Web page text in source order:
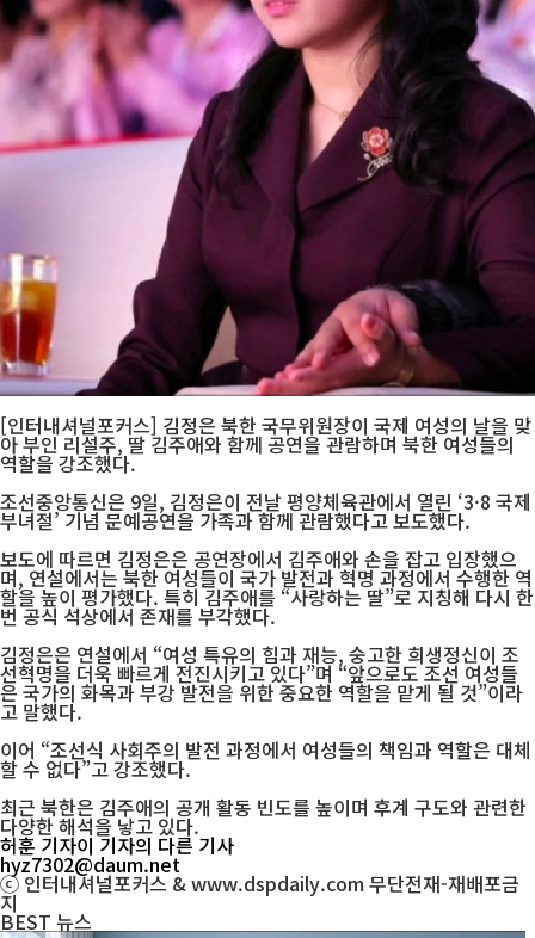
[인터내셔널포커스] 김정은 북한 국무위원장이 국제 여성의 날을 맞
아 부인 리설주, 딸 김주애와 함께 공연을 관람하며 북한 여성들의
역할을 강조했다.
조선중앙통신은 9일, 김정은이 전날 평양체육관에서 열린 ‘3·8 국제
부녀절’ 기념 문예공연을 가족과 함께 관람했다고 보도했다.
보도에 따르면 김정은은 공연장에서 김주애와 손을 잡고 입장했으
며, 연설에서는 북한 여성들이 국가 발전과 혁명 과정에서 수행한 역
할을 높이 평가했다. 특히 김주애를 “사랑하는 딸”로 지칭해 다시 한
번 공식 석상에서 존재를 부각했다.
김정은은 연설에서 “여성 특유의 힘과 재능, 숭고한 희생정신이 조
선혁명을 더욱 빠르게 전진시키고 있다”며 “앞으로도 조선 여성들
은 국가의 화목과 부강 발전을 위한 중요한 역할을 맡게 될 것”이라
고 말했다.
이어 “조선식 사회주의 발전 과정에서 여성들의 책임과 역할은 대체
할 수 없다”고 강조했다.
최근 북한은 김주애의 공개 활동 빈도를 높이며 후계 구도와 관련한
다양한 해석을 낳고 있다.
허훈 기자이 기자의 다른 기사
hyz7302@daum.net
ⓒ 인터내셔널포커스 & www.dspdaily.com 무단전재-재배포금
지
BEST 뉴스